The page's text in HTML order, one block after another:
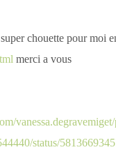
chouette pour moi
merci a vous
status/